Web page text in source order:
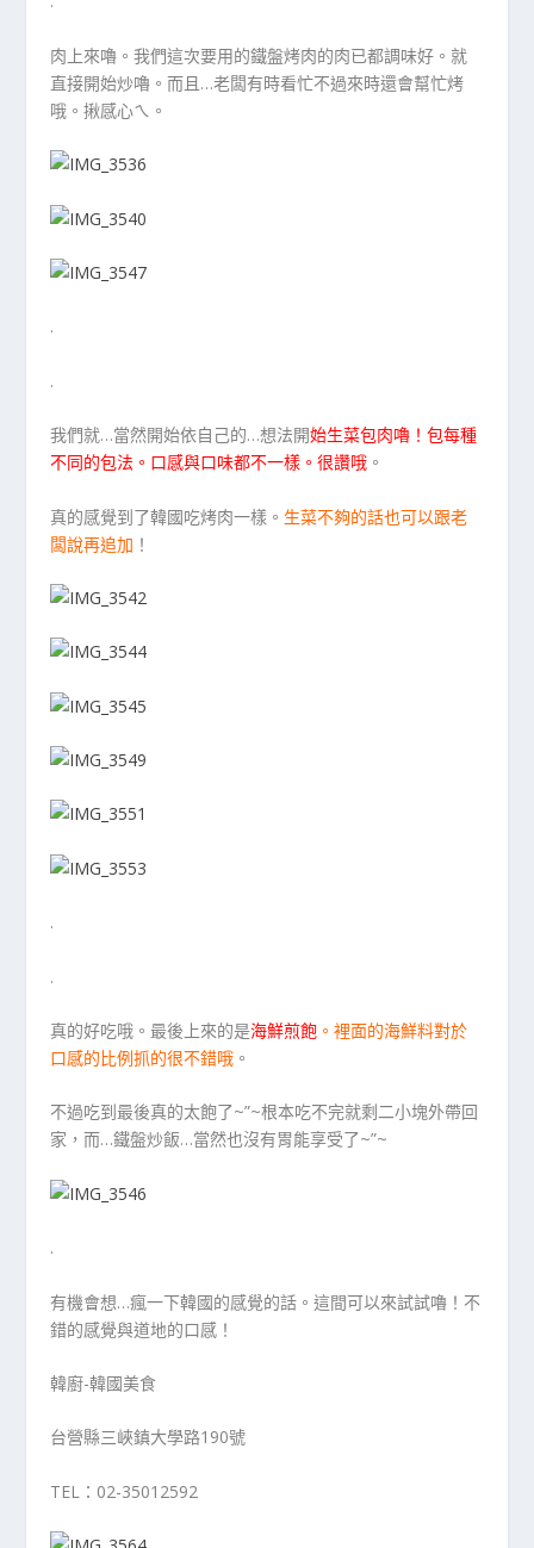
肉上來嚕。我們這次要用的鐵盤烤肉的肉已都調味好。就
直接開始炒嚕。而且…老闆有時看忙不過來時還會幫忙烤
哦。揪感心ㄟ。
.
.
我們就…當然開始依自己的…想法開始生菜包肉嚕！包每種
不同的包法。口感與口味都不一樣。很讚哦 。
真的感覺到了韓國吃烤肉一樣。 生菜不夠的話也可以跟老
闆說再追加 ！
.
.
真的好吃哦。最後上來的是海鮮煎飽 。裡面的海鮮料對於
口感的比例抓的很不錯哦 。
不過吃到最後真的太飽了~”~根本吃不完就剩二小塊外帶回
家，而…鐵盤炒飯…當然也沒有胃能享受了~”~
.
有機會想…瘋一下韓國的感覺的話。這間可以來試試嚕！不
錯的感覺與道地的口感！
韓廚-韓國美食
台營縣三峽鎮大學路190號
TEL：02-35012592